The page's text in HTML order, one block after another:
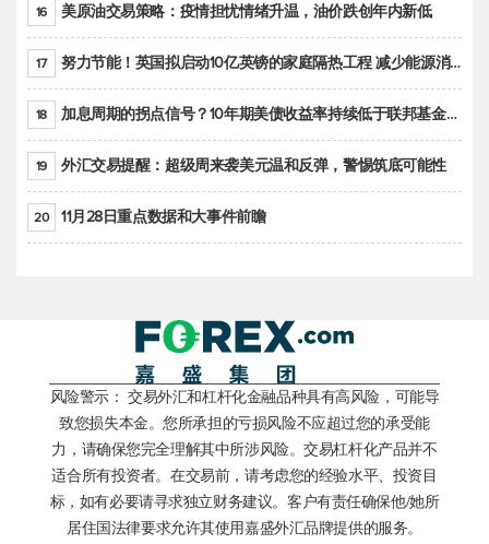
16 美原油交易策略：疫情担忧情绪升温，油价跌创年内新低
17 努力节能！英国拟启动10亿英镑的家庭隔热工程 减少能源消耗
18 加息周期的拐点信号？10年期美债收益率持续低于联邦基金利率目标区间
19 外汇交易提醒：超级周来袭美元温和反弹，警惕筑底可能性
20 11月28日重点数据和大事件前瞻
风险警示： 交易外汇和杠杆化金融品种具有高风险，可能导
致您损失本金。您所承担的亏损风险不应超过您的承受能
力，请确保您完全理解其中所涉风险。交易杠杆化产品并不
适合所有投资者。在交易前，请考虑您的经验水平、投资目
标，如有必要请寻求独立财务建议。客户有责任确保他/她所
居住国法律要求允许其使用嘉盛外汇品牌提供的服务。